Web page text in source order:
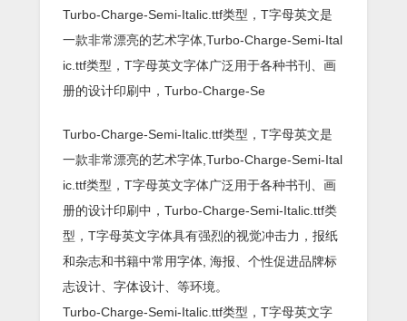
Turbo-Charge-Semi-Italic.ttf类型，T字母英文是
一款非常漂亮的艺术字体,Turbo-Charge-Semi-Ital
ic.ttf类型，T字母英文字体广泛用于各种书刊、画
册的设计印刷中，Turbo-Charge-Se
Turbo-Charge-Semi-Italic.ttf类型，T字母英文是
一款非常漂亮的艺术字体,Turbo-Charge-Semi-Ital
ic.ttf类型，T字母英文字体广泛用于各种书刊、画
册的设计印刷中，Turbo-Charge-Semi-Italic.ttf类
型，T字母英文字体具有强烈的视觉冲击力，报纸
和杂志和书籍中常用字体, 海报、个性促进品牌标
志设计、字体设计、等环境。
Turbo-Charge-Semi-Italic.ttf类型，T字母英文字